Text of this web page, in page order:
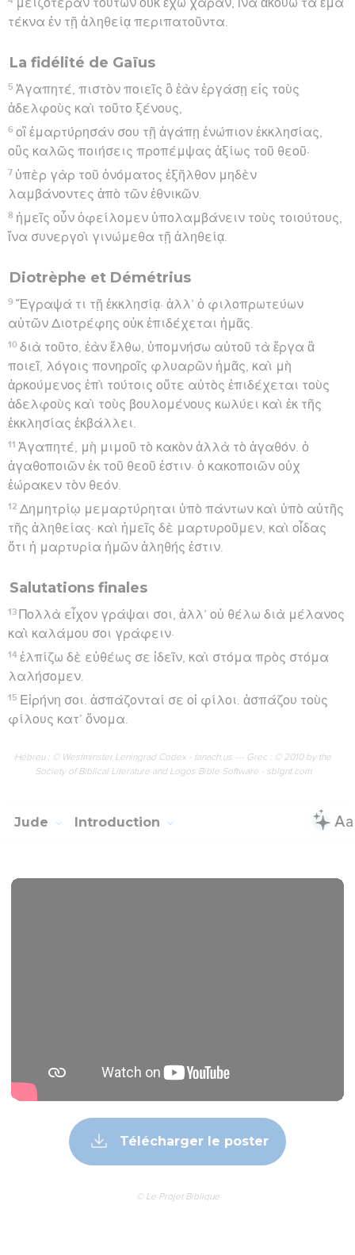
μειζοτέραν τούτων οὐκ ἔχω χαράν, ἵνα ἀκούω τὰ ἐμὰ
τέκνα ἐν τῇ ἀληθείᾳ περιπατοῦντα.
La fidélité de Gaïus
5 Ἀγαπητέ, πιστὸν ποιεῖς ὃ ἐὰν ἐργάσῃ εἰς τοὺς
ἀδελφοὺς καὶ τοῦτο ξένους,
6 οἳ ἐμαρτύρησάν σου τῇ ἀγάπῃ ἐνώπιον ἐκκλησίας,
οὓς καλῶς ποιήσεις προπέμψας ἀξίως τοῦ θεοῦ·
7 ὑπὲρ γὰρ τοῦ ὀνόματος ἐξῆλθον μηδὲν
λαμβάνοντες ἀπὸ τῶν ἐθνικῶν.
8 ἡμεῖς οὖν ὀφείλομεν ὑπολαμβάνειν τοὺς τοιούτους,
ἵνα συνεργοὶ γινώμεθα τῇ ἀληθείᾳ.
Diotrèphe et Démétrius
9 Ἔγραψά τι τῇ ἐκκλησίᾳ· ἀλλ’ ὁ φιλοπρωτεύων
αὐτῶν Διοτρέφης οὐκ ἐπιδέχεται ἡμᾶς.
10 διὰ τοῦτο, ἐὰν ἔλθω, ὑπομνήσω αὐτοῦ τὰ ἔργα ἃ
ποιεῖ, λόγοις πονηροῖς φλυαρῶν ἡμᾶς, καὶ μὴ
ἀρκούμενος ἐπὶ τούτοις οὔτε αὐτὸς ἐπιδέχεται τοὺς
ἀδελφοὺς καὶ τοὺς βουλομένους κωλύει καὶ ἐκ τῆς
ἐκκλησίας ἐκβάλλει.
11 Ἀγαπητέ, μὴ μιμοῦ τὸ κακὸν ἀλλὰ τὸ ἀγαθόν. ὁ
ἀγαθοποιῶν ἐκ τοῦ θεοῦ ἐστιν· ὁ κακοποιῶν οὐχ
ἑώρακεν τὸν θεόν.
12 Δημητρίῳ μεμαρτύρηται ὑπὸ πάντων καὶ ὑπὸ αὐτῆς
τῆς ἀληθείας· καὶ ἡμεῖς δὲ μαρτυροῦμεν, καὶ οἶδας
ὅτι ἡ μαρτυρία ἡμῶν ἀληθής ἐστιν.
Salutations finales
13 Πολλὰ εἶχον γράψαι σοι, ἀλλ’ οὐ θέλω διὰ μέλανος
καὶ καλάμου σοι γράφειν·
14 ἐλπίζω δὲ εὐθέως σε ἰδεῖν, καὶ στόμα πρὸς στόμα
λαλήσομεν.
15 Εἰρήνη σοι. ἀσπάζονταί σε οἱ φίλοι. ἀσπάζου τοὺς
φίλους κατ’ ὄνομα.
Hébreu : © Westminster Leningrad Codex - tanach.us --- Grec : © 2010 by the
Society of Biblical Literature and Logos Bible Software - sblgnt.com
Jude Introduction
Télécharger le poster
© Le Projet Biblique